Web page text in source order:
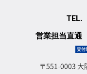
受付
〒551-0003